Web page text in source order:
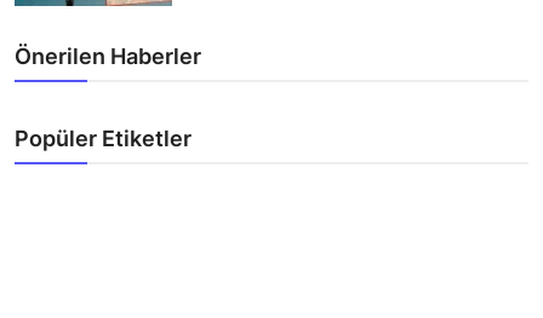
Önerilen Haberler
Popüler Etiketler